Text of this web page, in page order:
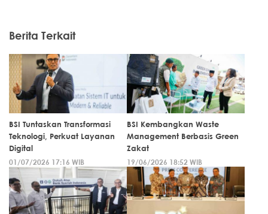
Berita Terkait
BSI Tuntaskan Transformasi
Teknologi, Perkuat Layanan
Digital
01/07/2026 17:16 WIB
BSI Kembangkan Waste
Management Berbasis Green
Zakat
19/06/2026 18:52 WIB